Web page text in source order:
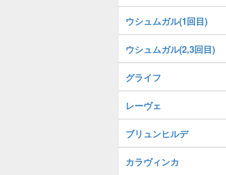
ウシュムガル(1回目)
ウシュムガル(2,3回目)
グライフ
レーヴェ
ブリュンヒルデ
カラヴィンカ